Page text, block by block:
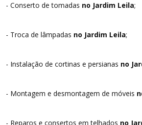
- Conserto de tomadas no Jardim Leila;
- Troca de lâmpadas no Jardim Leila;
- Instalação de cortinas e persianas no
- Montagem e desmontagem de móveis
- Reparos e consertos em telhados no